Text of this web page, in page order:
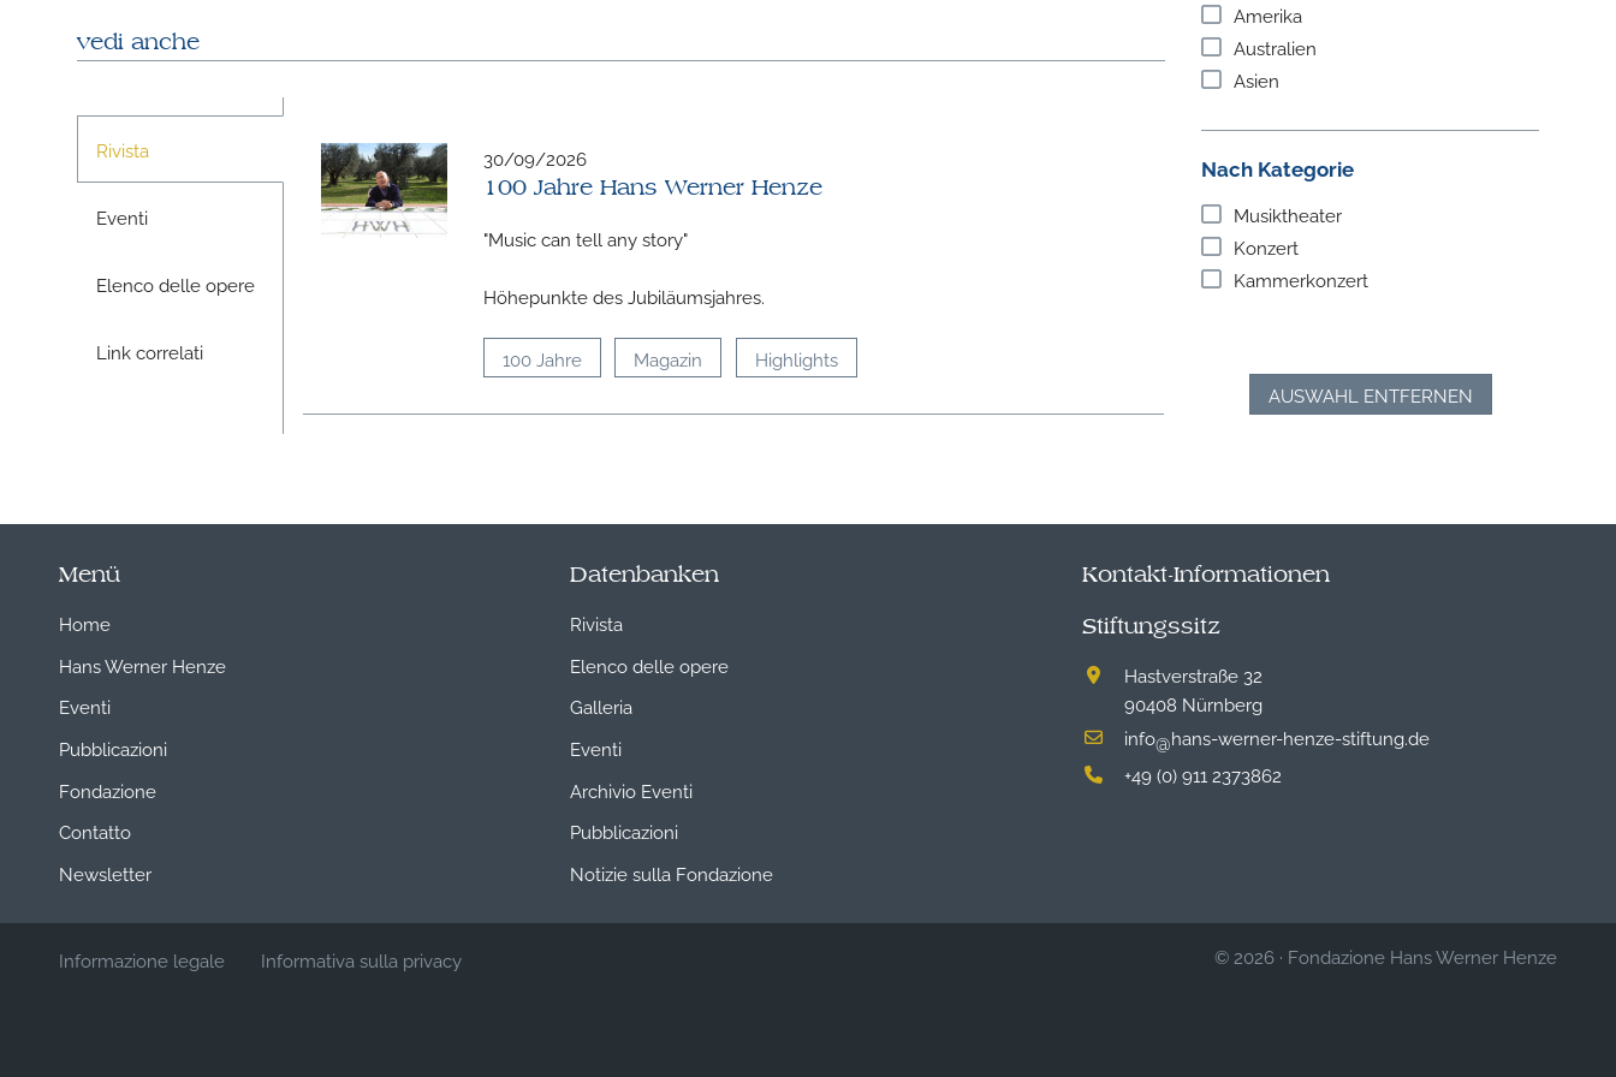
vedi anche
Rivista
Eventi
Elenco delle opere
Link correlati
30/09/2026
100 Jahre Hans Werner Henze
"Music can tell any story"
Höhepunkte des Jubiläumsjahres.
100 Jahre Magazin Highlights
Amerika
Australien
Asien
Nach Kategorie
Musiktheater
Konzert
Kammerkonzert
AUSWAHL ENTFERNEN
Menü
Home
Hans Werner Henze
Eventi
Pubblicazioni
Fondazione
Contatto
Newsletter
Datenbanken
Rivista
Elenco delle opere
Galleria
Eventi
Archivio Eventi
Pubblicazioni
Notizie sulla Fondazione
Kontakt-Informationen
Stiftungssitz
Hastverstraße 32
90408 Nürnberg
info@hans-werner-henze-stiftung.de
+49 (0) 911 2373862
Informazione legale Informativa sulla privacy © 2026 · Fondazione Hans Werner Henze